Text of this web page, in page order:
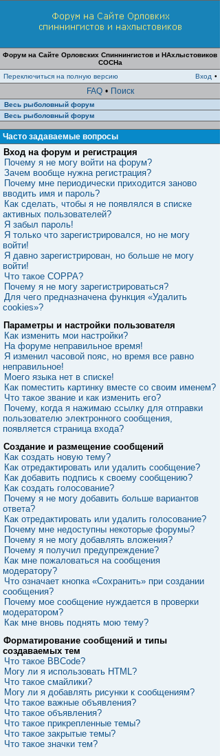
Форум на Сайте Орловских Спиннингистов и НАхлыстовиков
СОСНа
Переключиться на полную версию
Вход •
FAQ • Поиск
Весь рыболовный форум
Весь рыболовный форум
Часто задаваемые вопросы
Вход на форум и регистрация
Почему я не могу войти на форум?
Зачем вообще нужна регистрация?
Почему мне периодически приходится заново
вводить имя и пароль?
Как сделать, чтобы я не появлялся в списке
активных пользователей?
Я забыл пароль!
Я только что зарегистрировался, но не могу
войти!
Я давно зарегистрирован, но больше не могу
войти!
Что такое COPPA?
Почему я не могу зарегистрироваться?
Для чего предназначена функция «Удалить
cookies»?
Параметры и настройки пользователя
Как изменить мои настройки?
На форуме неправильное время!
Я изменил часовой пояс, но время все равно
неправильное!
Моего языка нет в списке!
Как поместить картинку вместе со своим именем?
Что такое звание и как изменить его?
Почему, когда я нажимаю ссылку для отправки
пользователю электронного сообщения,
появляется страница входа?
Создание и размещение сообщений
Как создать новую тему?
Как отредактировать или удалить сообщение?
Как добавить подпись к своему сообщению?
Как создать голосование?
Почему я не могу добавить больше вариантов
ответа?
Как отредактировать или удалить голосование?
Почему мне недоступны некоторые форумы?
Почему я не могу добавлять вложения?
Почему я получил предупреждение?
Как мне пожаловаться на сообщения
модератору?
Что означает кнопка «Сохранить» при создании
сообщения?
Почему мое сообщение нуждается в проверки
модератором?
Как мне вновь поднять мою тему?
Форматирование сообщений и типы
создаваемых тем
Что такое BBCode?
Могу ли я использовать HTML?
Что такое смайлики?
Могу ли я добавлять рисунки к сообщениям?
Что такое важные объявления?
Что такое объявления?
Что такое прикрепленные темы?
Что такое закрытые темы?
Что такое значки тем?